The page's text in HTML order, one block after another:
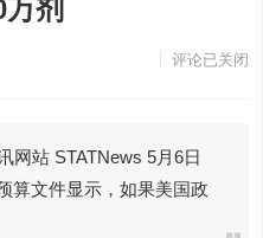
剂
评论已关闭
网站 STATNews 5月6日
算文件显示，如果美国政